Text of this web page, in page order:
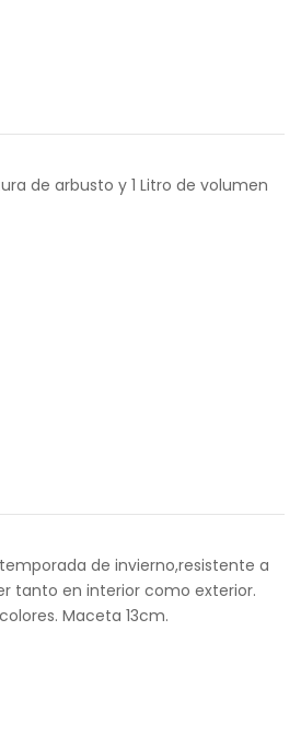
de arbusto y 1 Litro de volumen
de invierno,resistente a
tanto en interior como exterior.
Maceta 13cm.